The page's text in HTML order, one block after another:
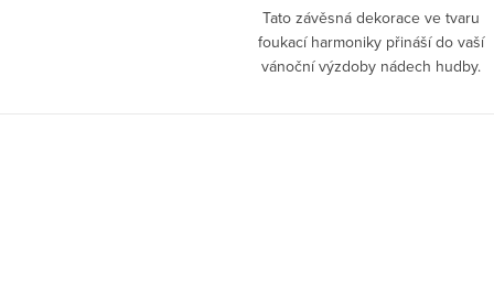
Tato závěsná dekorace ve tvaru
foukací harmoniky přináší do vaší
vánoční výzdoby nádech hudby.